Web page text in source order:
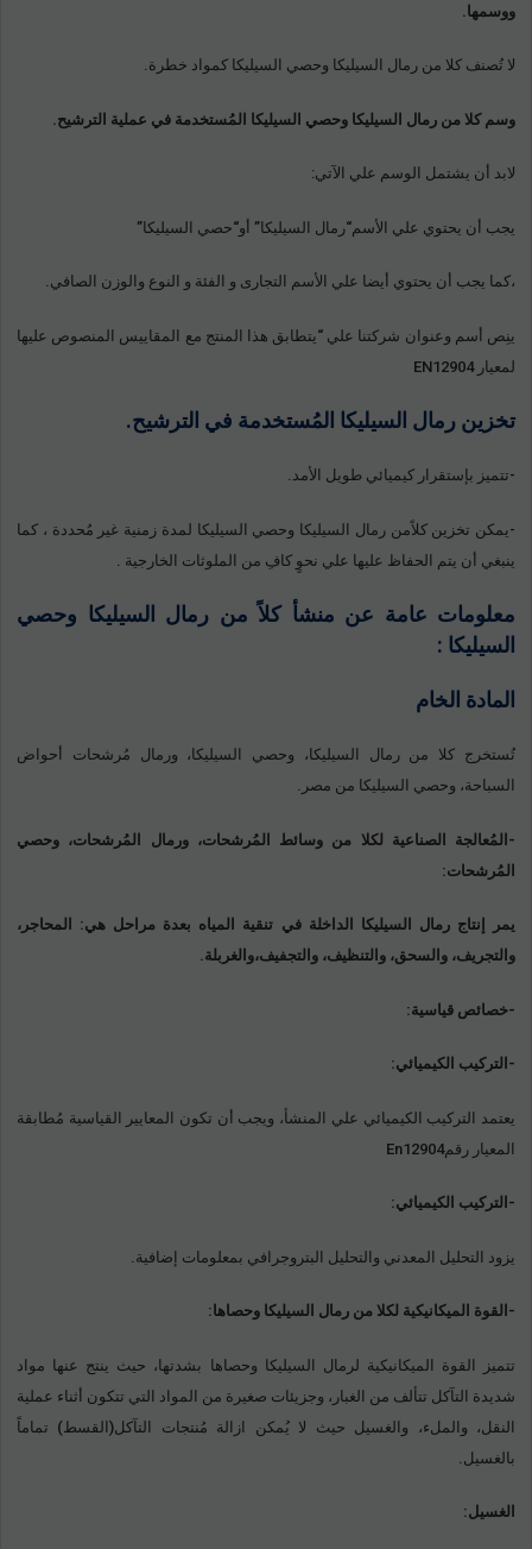
ووسمها.
لا تُصنف كلا من رمال السيليكا وحصي السيليكا كمواد خطرة.
وسم كلا من رمال السيليكا وحصي السيليكا المُستخدمة في عملية الترشيح.
لابد أن يشتمل الوسم علي الآتي:
يجب أن يحتوي علي الأسم“رمال السيليكا” أو“حصي السيليكا”
،كما يجب أن يحتوي أيضا علي الأسم التجارى و الفئة و النوع والوزن الصافي.
ينِص أسم وعنوان شركتنا علي “يتطابق هذا المنتج مع المقاييس المنصوص عليها
لمعيار EN12904
تخزين رمال السيليكا المُستخدمة في الترشيح.
-تتميز بإستقرار كيميائي طويل الأمد.
-يمكن تخزين كلاًمن رمال السيليكا وحصي السيليكا لمدة زمنية غير مُحددة ، كما
ينبغي أن يتم الحفاظ عليها علي نحوٍ كافِ من الملوثات الخارجية .
معلومات عامة عن منشأ كلاً من رمال السيليكا وحصي
السيليكا :
المادة الخام
تُستخرج كلا من رمال السيليكا، وحصي السيليكا، ورمال مُرشحات أحواض
السباحة، وحصي السيليكا من مصر.
-المُعالجة الصناعية لكلا من وسائط المُرشحات، ورمال المُرشحات، وحصي
المُرشحات:
يمر إنتاجرمال السيليكا
الداخلة في تنقية المياه بعدة مراحل هي: المحاجر،
والتجريف، والسحق، والتنظيف، والتجفيف،والغربلة.
-خصائص قياسية:
-التركيب الكيميائي:
يعتمد التركيب الكيميائي علي المنشأ، ويجب أن تكون المعايير القياسية مُطابقة
المعيار رقمEn12904
-التركيب الكيميائي:
يزود التحليل المعدني والتحليل البتروجرافي بمعلومات إضافية.
-القوة الميكانيكية لكلا من رمال السيليكا وحصاها:
تتميز القوة الميكانيكية لرمال السيليكا وحصاها بشدتها، حيث ينتج عنها مواد
شديدة التآكل تتألف من الغبار، وجزيئات صغيرة من المواد التي تتكون أثناء عملية
النقل، والملء، والغسيل حيث لا يُمكن ازالة مُنتجات التآكل(القسط) تماماً
بالغسيل.
الغسيل: